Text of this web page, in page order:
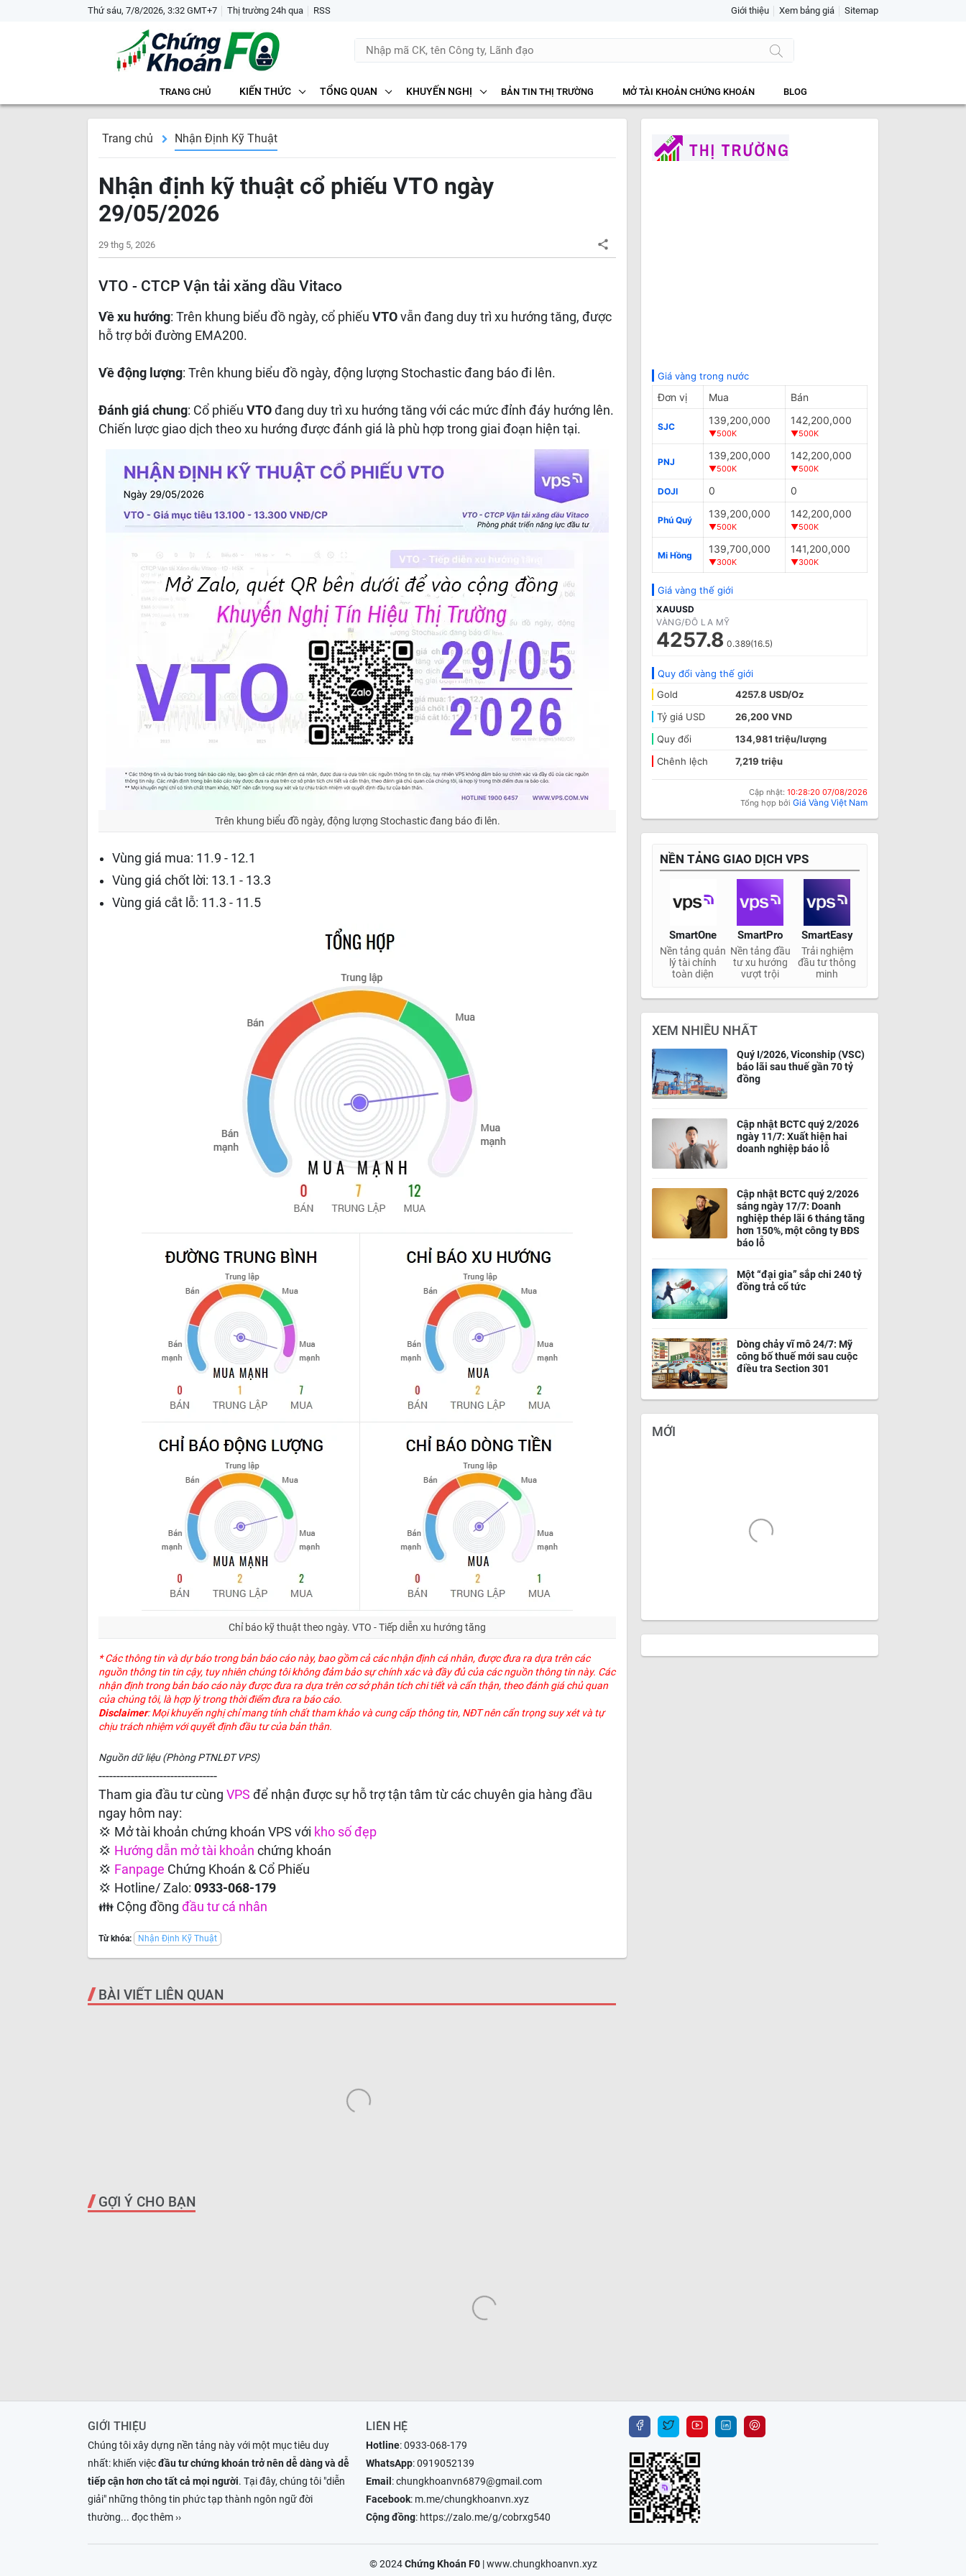
Thứ sáu, 7/8/2026, 3:32 GMT+7 Thị trường 24h qua RSS Giới thiệu Xem bảng giá Sitemap
TRANG CHỦ KIẾN THỨC TỔNG QUAN KHUYẾN NGHỊ BẢN TIN THỊ TRƯỜNG MỞ TÀI KHOẢN CHỨNG KHOÁN BLOG
Trang chủ Nhận Định Kỹ Thuật
Nhận định kỹ thuật cổ phiếu VTO ngày
29/05/2026
29 thg 5, 2026
VTO - CTCP Vận tải xăng dầu Vitaco
Về xu hướng: Trên khung biểu đồ ngày, cổ phiếu VTO vẫn đang duy trì xu hướng tăng, được
hỗ trợ bởi đường EMA200.
Về động lượng: Trên khung biểu đồ ngày, động lượng Stochastic đang báo đi lên.
Đánh giá chung: Cổ phiếu VTO đang duy trì xu hướng tăng với các mức đỉnh đáy hướng lên.
Chiến lược giao dịch theo xu hướng được đánh giá là phù hợp trong giai đoạn hiện tại.
Trên khung biểu đồ ngày, động lượng Stochastic đang báo đi lên.
Vùng giá mua: 11.9 - 12.1
Vùng giá chốt lời: 13.1 - 13.3
Vùng giá cắt lỗ: 11.3 - 11.5
Chỉ báo kỹ thuật theo ngày. VTO - Tiếp diễn xu hướng tăng
* Các thông tin và dự báo trong bản báo cáo này, bao gồm cả các nhận định cá nhân, được đưa ra dựa trên các
nguồn thông tin tin cậy, tuy nhiên chúng tôi không đảm bảo sự chính xác và đầy đủ của các nguồn thông tin này. Các
nhận định trong bản báo cáo này được đưa ra dựa trên cơ sở phân tích chi tiết và cẩn thận, theo đánh giá chủ quan
của chúng tôi, là hợp lý trong thời điểm đưa ra báo cáo.
Disclaimer: Mọi khuyến nghị chỉ mang tính chất tham khảo và cung cấp thông tin, NĐT nên cẩn trọng suy xét và tự
chịu trách nhiệm với quyết định đầu tư của bản thân.
Nguồn dữ liệu (Phòng PTNLĐT VPS)
---------------------------------
Tham gia đầu tư cùng VPS để nhận được sự hỗ trợ tận tâm từ các chuyên gia hàng đầu
ngay hôm nay:
💢 Mở tài khoản chứng khoán VPS với kho số đẹp
💢 Hướng dẫn mở tài khoản chứng khoán
💢 Fanpage Chứng Khoán & Cổ Phiếu
💢 Hotline/ Zalo: 0933-068-179
👪 Cộng đồng đầu tư cá nhân
Từ khóa: Nhận Định Kỹ Thuật
BÀI VIẾT LIÊN QUAN
Giá vàng trong nước
Đơn vị Mua Bán
SJC
139,200,000
▼500K
142,200,000
▼500K
PNJ
139,200,000
▼500K
142,200,000
▼500K
DOJI 0 0
Phú Quý
139,200,000
▼500K
142,200,000
▼500K
Mi Hồng
139,700,000
▼300K
141,200,000
▼300K
Giá vàng thế giới
XAUUSD
VÀNG/ĐÔ LA MỸ
4257.8 0.389(16.5)
Quy đổi vàng thế giới
Gold
4257.8 USD/Oz
Tỷ giá USD
26,200 VND
Quy đổi
134,981 triệu/lượng
Chênh lệch
7,219 triệu
Cập nhật: 10:28:20 07/08/2026
Tổng hợp bởi Giá Vàng Việt Nam
NỀN TẢNG GIAO DỊCH VPS
SmartOne SmartPro SmartEasy
Nền tảng quản
lý tài chính
toàn diện
Nền tảng đầu
tư xu hướng
vượt trội
Trải nghiệm
đầu tư thông
minh
XEM NHIỀU NHẤT
Quý I/2026, Viconship (VSC)
báo lãi sau thuế gần 70 tỷ
đồng
Cập nhật BCTC quý 2/2026
ngày 11/7: Xuất hiện hai
doanh nghiệp báo lỗ
Cập nhật BCTC quý 2/2026
sáng ngày 17/7: Doanh
nghiệp thép lãi 6 tháng tăng
hơn 150%, một công ty BĐS
báo lỗ
Một “đại gia” sắp chi 240 tỷ
đồng trả cổ tức
Dòng chảy vĩ mô 24/7: Mỹ
công bố thuế mới sau cuộc
điều tra Section 301
MỚI
GỢI Ý CHO BẠN
GIỚI THIỆU
Chúng tôi xây dựng nền tảng này với một mục tiêu duy
nhất: khiến việcđầu tư chứng khoán trở nên dễ dàng và dễ
tiếp cận hơn cho tất cả mọi người. Tại đây, chúng tôi "diễn
giải" những thông tin phức tạp thành ngôn ngữ đời
thường... đọc thêm ››
LIÊN HỆ
Hotline:0933-068-179
WhatsApp:0919052139
Email :chungkhoanvn6879@gmail.com
Facebook: m.me/chungkhoanvn.xyz
Cộng đồng: https://zalo.me/g/cobrxg540
© 2024Chứng Khoán F0|www.chungkhoanvn.xyz